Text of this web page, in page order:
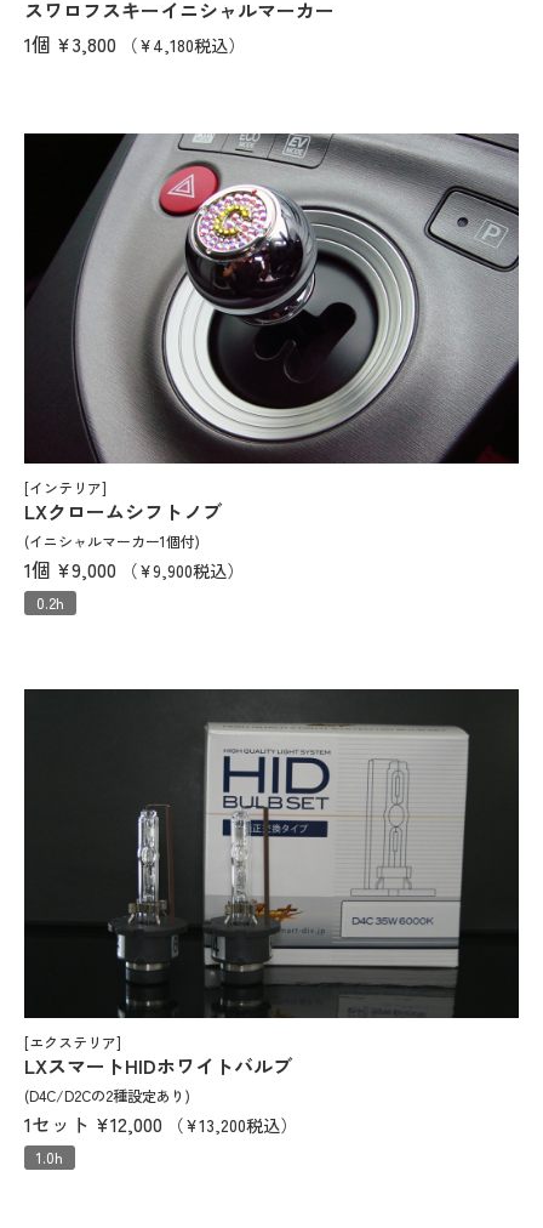
スワロフスキーイニシャルマーカー
1個 ¥3,800 （¥4,180税込）
[インテリア]
LXクロームシフトノブ
(イニシャルマーカー1個付)
1個 ¥9,000 （¥9,900税込）
0.2h
[エクステリア]
LXスマートHIDホワイトバルブ
(D4C/D2Cの2種設定あり)
1セット ¥12,000 （¥13,200税込）
1.0h